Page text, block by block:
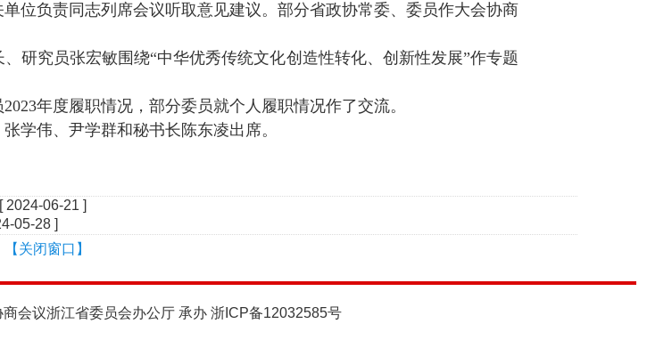
位负责同志列席会议听取意见建议。部分省政协常委、委员作大会协商
研究员张宏敏围绕“中华优秀传统文化创造性转化、创新性发展”作专题
2023年度履职情况，部分委员就个人履职情况作了交流。
学伟、尹学群和秘书长陈东凌出席。
[ 2024-06-21 ]
05-28 ]
【关闭窗口】
会议浙江省委员会办公厅 承办 浙ICP备12032585号